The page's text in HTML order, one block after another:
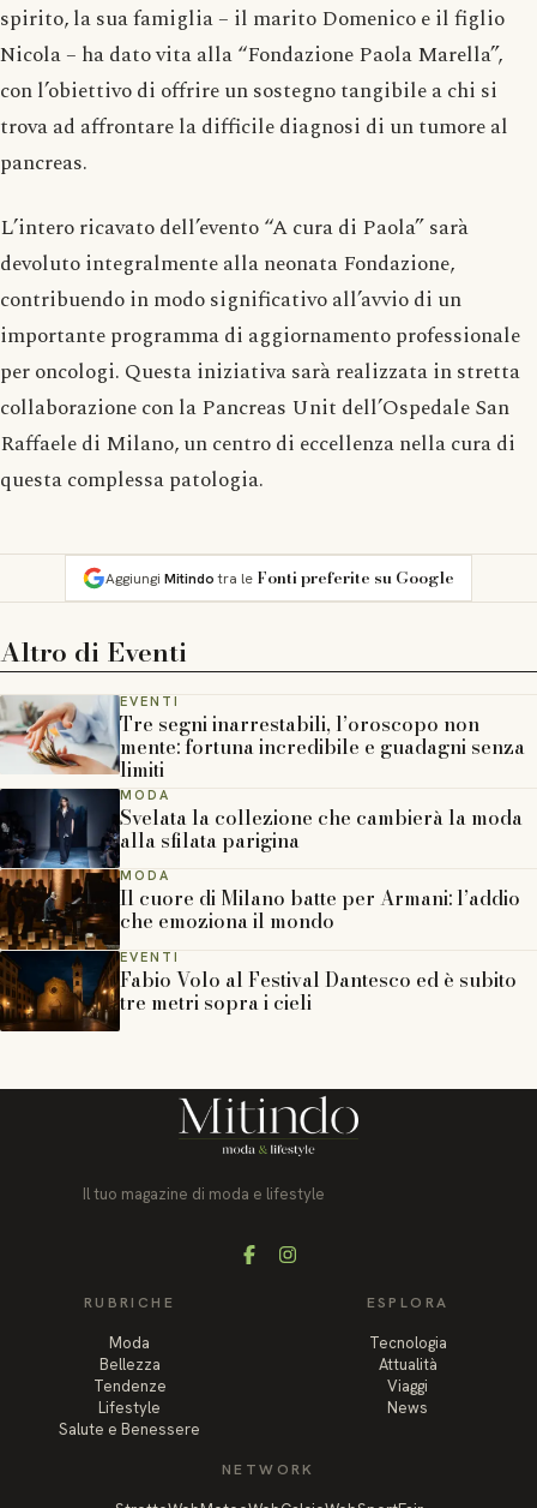
spirito, la sua famiglia – il marito Domenico e il figlio
Nicola – ha dato vita alla “Fondazione Paola Marella”,
con l’obiettivo di offrire un sostegno tangibile a chi si
trova ad affrontare la difficile diagnosi di un tumore al
pancreas.
L’intero ricavato dell’evento “A cura di Paola” sarà
devoluto integralmente alla neonata Fondazione,
contribuendo in modo significativo all’avvio di un
importante programma di aggiornamento professionale
per oncologi. Questa iniziativa sarà realizzata in stretta
collaborazione con la Pancreas Unit dell’Ospedale San
Raffaele di Milano, un centro di eccellenza nella cura di
questa complessa patologia.
Aggiungi Mitindotra le Fonti preferite su Google
Altro di Eventi
EVENTI
Tre segni inarrestabili, l’oroscopo non
mente: fortuna incredibile e guadagni senza
limiti
MODA
Svelata la collezione che cambierà la moda
alla sfilata parigina
MODA
Il cuore di Milano batte per Armani: l’addio
che emoziona il mondo
EVENTI
Fabio Volo al Festival Dantesco ed è subito
tre metri sopra i cieli
Il tuo magazine di moda e lifestyle
FacebookInstagram
RUBRICHE
Moda
Bellezza
Tendenze
Lifestyle
Salute e Benessere
ESPLORA
Tecnologia
Attualità
Viaggi
News
NETWORK